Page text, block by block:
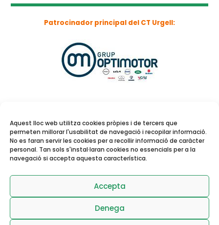
Aquest lloc web utilitza cookies pròpies i de tercers que
permeten millorar l'usabilitat de navegació i recopilar informació.
No es faran servir les cookies per a recollir informació de caràcter
personal. Tan sols s'instal·laran cookies no essencials per a la
navegació si accepta aquesta característica.
Accepta
Denega
Patrocinador principal del CT Urgell:
activitats dirigides